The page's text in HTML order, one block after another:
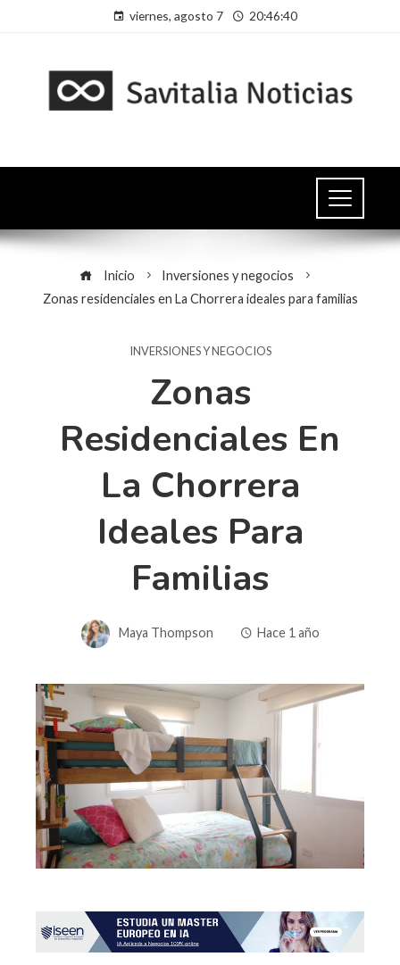
viernes, agosto 7 20:46:41
Inicio
Inversiones y negocios
Zonas residenciales en La Chorrera ideales para familias
INVERSIONES Y NEGOCIOS
Zonas
Residenciales En
La Chorrera
Ideales Para
Familias
Maya Thompson Hace 1 año